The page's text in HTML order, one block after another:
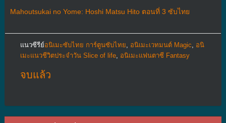
Mahoutsukai no Yome: Hoshi Matsu Hito ตอนที่ 3 ซับไทย
แนวซีรีย์อนิเมะซับไทย การ์ตูนซับไทย อนิเมะเวทมนต์ Magic
อนิ
เมะแนวชีวิตประจําวัน Slice of life, อนิเมะแฟนตาซี Fantasy
จบแล้ว